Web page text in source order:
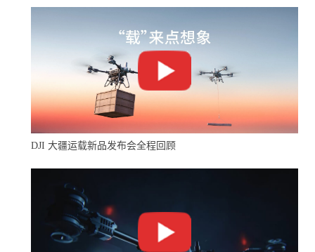
但这类企业也面临着清晰的结构性约束：核心技术依赖公
相对薄弱、品牌溢价能力低。当头部企业的产品价格持续
下探并覆盖原有的价格空白区间时，留给中小品牌的市场
缝隙正在收窄。与此同时，国内外监管标准的提升也在抬
高行业准入门槛，对合规能力和质量管控提出了更高要
求。
这不是某一家企业独有的处境，而是整个消费电子产业长
尾端的共性挑战。对世季而言，能否在产品质量提升、合
规能力建设和渠道多元化方面持续投入，将在很大程度上
决定其在这一轮行业洗牌中的走向。
DJI 大疆运载新品发布会全程回顾